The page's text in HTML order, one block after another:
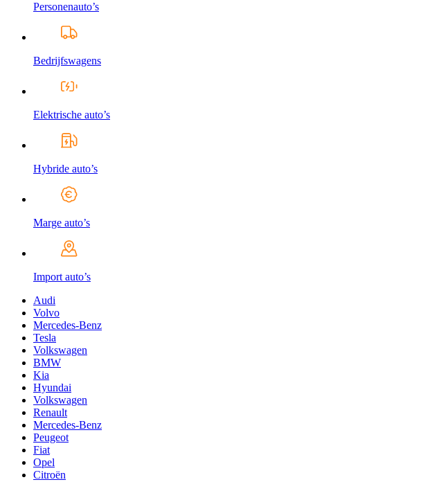
Personenauto’s
Bedrijfswagens
Elektrische auto’s
Hybride auto’s
Marge auto’s
Import auto’s
Audi
Volvo
Mercedes-Benz
Tesla
Volkswagen
BMW
Kia
Hyundai
Volkswagen
Renault
Mercedes-Benz
Peugeot
Fiat
Opel
Citroën